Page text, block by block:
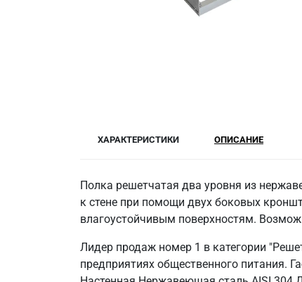
ХАРАКТЕРИСТИКИ ОПИСАНИЕ
Полка решетчатая два уровня из
к стене при помощи двух боковых
влагоустойчивым поверхностям.
Лидер продаж номер 1 в категории
предприятиях общественного питания.